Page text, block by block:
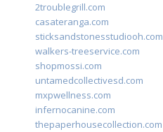
2troublegrill.com
casateranga.com
sticksandstonesstudiooh.com
walkers-treeservice.com
shopmossi.com
untamedcollectivesd.com
mxpwellness.com
infernocanine.com
thepaperhousecollection.com